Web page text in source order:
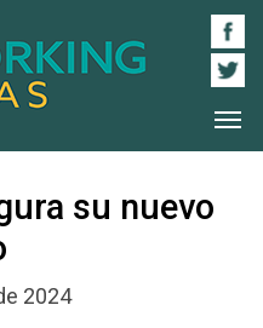
su nuevo
2024